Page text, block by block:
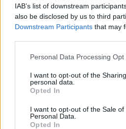
IAB’s list of downstream
also be disclosed by us to third
Downstream Participants that may
Personal Data Processing Opt
I want to opt-out of the
personal data.
Opted In
I want to opt-out of the Sale of
Personal Data.
Opted In
Το FIAT 500 Hybrid τώρα από 18.990
την εκπληκτική ενέργεια των
οπαδών της ΑΕΚ»